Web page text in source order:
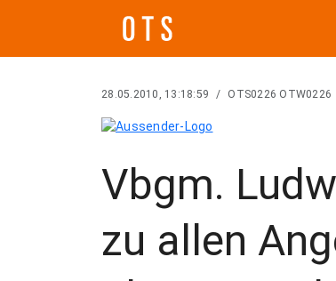
28.05.2010, 13:18:59 / OTS0226 OTW0226
Vbgm.
zu allen